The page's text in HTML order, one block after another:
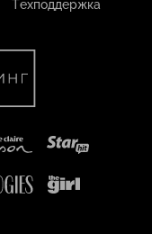
Техподдержка